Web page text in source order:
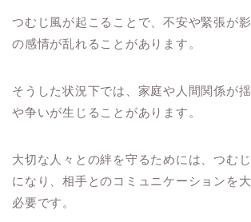
つむじ風が起こることで、不安や緊張が
の感情が乱れることがあります。
そうした状況下では、家庭や人間関係が
や争いが生じることがあります。
大切な人々との絆を守るためには、つむ
になり、相手とのコミュニケーションを
必要です。